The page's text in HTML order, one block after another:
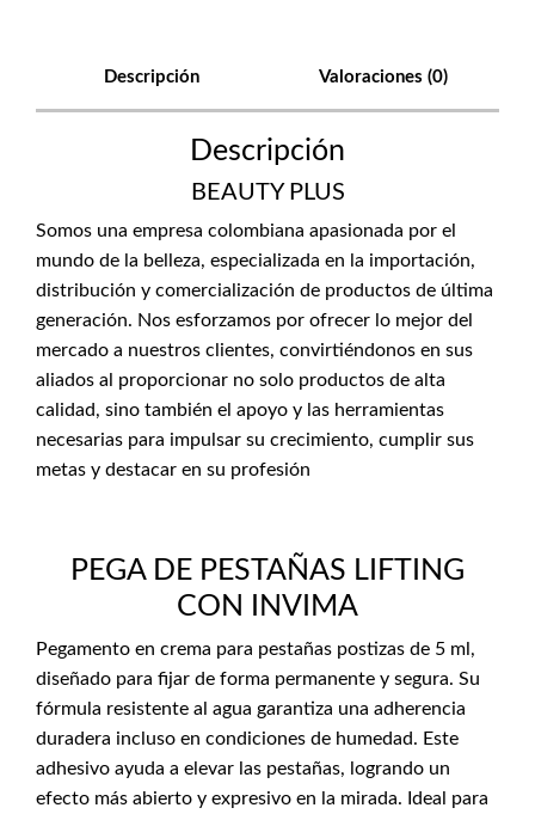
Descripción Valoraciones (0)
Descripción
BEAUTY PLUS
Somos una empresa colombiana apasionada por el
mundo de la belleza, especializada en la importación,
distribución y comercialización de productos de última
generación. Nos esforzamos por ofrecer lo mejor del
mercado a nuestros clientes, convirtiéndonos en sus
aliados al proporcionar no solo productos de alta
calidad, sino también el apoyo y las herramientas
necesarias para impulsar su crecimiento, cumplir sus
metas y destacar en su profesión
PEGA DE PESTAÑAS LIFTING
CON INVIMA
Pegamento en crema para pestañas postizas de 5 ml,
diseñado para fijar de forma permanente y segura. Su
fórmula resistente al agua garantiza una adherencia
duradera incluso en condiciones de humedad. Este
adhesivo ayuda a elevar las pestañas, logrando un
efecto más abierto y expresivo en la mirada. Ideal para